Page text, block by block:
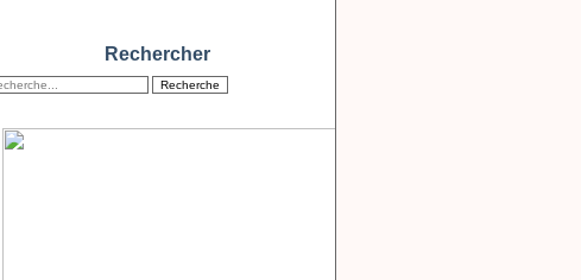
Rechercher